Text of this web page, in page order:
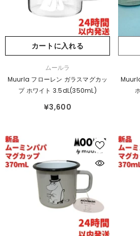
カートに入れる
売
ムールラ
Muurla フローレン ガラスマグカッ
プ ホワイト 3.5dL(350mL)
¥3,600
売